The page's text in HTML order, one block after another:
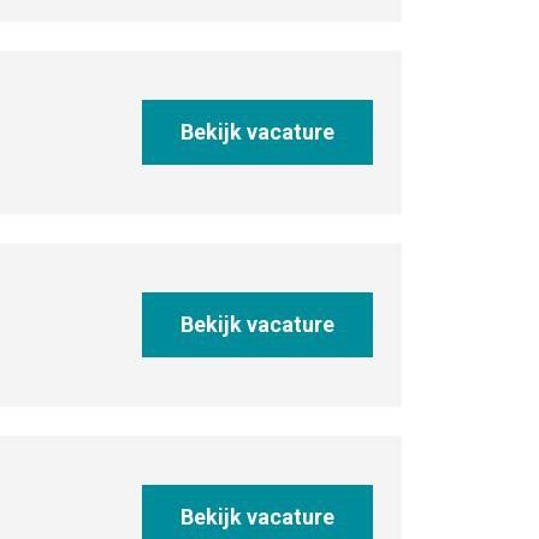
Bekijk vacature
Bekijk vacature
Bekijk vacature